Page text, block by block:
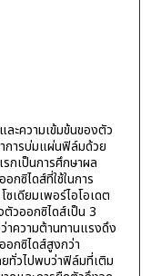
ะความเข้มข้นของตัว
การบ่มแผ่นฟิล์มด้วย
กเป็นการศึกษาผล
กซิไดส์ที่ใช้ในการ
เดียมเพอร์ไอโอเดต
ตัวออกซิไดส์เป็น 3
าความต้านทานแรงดึง
กซิไดส์สูงกว่า
ทั่วไปพบว่าฟิล์มที่เติม